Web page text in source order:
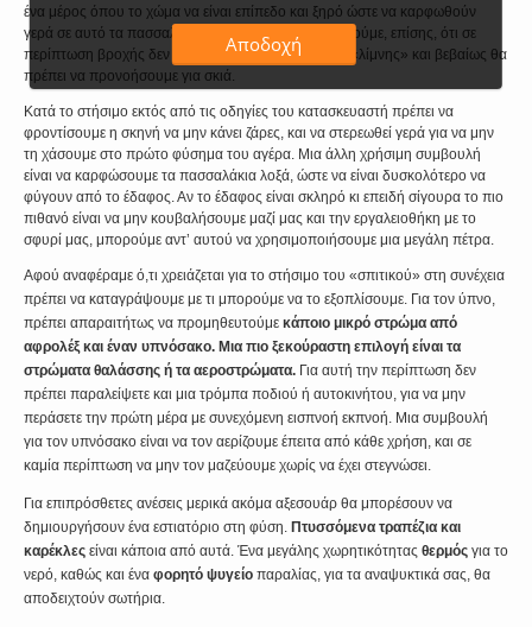
ένα μέρος όπου το χώμα να είναι επίπεδο και ξηρό ώστε να καρφωθούν
γερά σε αυτό τα πασσαλάκια. Θα πρέπει να βεβαιωθούμε, επίσης, ότι σε
περίπτωση βροχής δεν θα βρεθούμε στη μέση μιας «λίμνης» και βεβαίως θα
πρέπει να προνοήσουμε για σκιά.
Κατά το στήσιμο εκτός από τις οδηγίες του κατασκευαστή πρέπει να
φροντίσουμε η σκηνή να μην κάνει ζάρες, και να στερεωθεί γερά για να μην
τη χάσουμε στο πρώτο φύσημα του αγέρα. Μια άλλη χρήσιμη συμβουλή
είναι να καρφώσουμε τα πασσαλάκια λοξά, ώστε να είναι δυσκολότερο να
φύγουν από το έδαφος. Αν το έδαφος είναι σκληρό κι επειδή σίγουρα το πιο
πιθανό είναι να μην κουβαλήσουμε μαζί μας και την εργαλειοθήκη με το
σφυρί μας, μπορούμε αντ’ αυτού να χρησιμοποιήσουμε μια μεγάλη πέτρα.
Αφού αναφέραμε ό,τι χρειάζεται για το στήσιμο του «σπιτικού» στη συνέχεια
πρέπει να καταγράψουμε με τι μπορούμε να το εξοπλίσουμε. Για τον ύπνο,
πρέπει απαραιτήτως να προμηθευτούμε κάποιο μικρό στρώμα από
αφρολέξ και έναν υπνόσακο. Μια πιο ξεκούραστη επιλογή είναι τα
στρώματα θαλάσσης ή τα αεροστρώματα. Για αυτή την περίπτωση δεν
πρέπει παραλείψετε και μια τρόμπα ποδιού ή αυτοκινήτου, για να μην
περάσετε την πρώτη μέρα με συνεχόμενη εισπνοή εκπνοή. Μια συμβουλή
για τον υπνόσακο είναι να τον αερίζουμε έπειτα από κάθε χρήση, και σε
καμία περίπτωση να μην τον μαζεύουμε χωρίς να έχει στεγνώσει.
Για επιπρόσθετες ανέσεις μερικά ακόμα αξεσουάρ θα μπορέσουν να
δημιουργήσουν ένα εστιατόριο στη φύση. Πτυσσόμενα τραπέζια και
καρέκλες είναι κάποια από αυτά. Ένα μεγάλης χωρητικότητας θερμός για το
νερό, καθώς και ένα φορητό ψυγείο παραλίας, για τα αναψυκτικά σας, θα
αποδειχτούν σωτήρια.
Αποδοχή